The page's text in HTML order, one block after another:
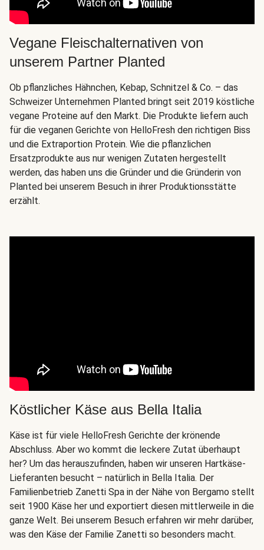
Vegane Fleischalternativen von
unserem Partner Planted
Ob pflanzliches Hähnchen, Kebap, Schnitzel & Co. – das
Schweizer Unternehmen Planted bringt seit 2019 köstliche
vegane Proteine auf den Markt. Die Produkte liefern auch
für die veganen Gerichte von HelloFresh den richtigen Biss
und die Extraportion Protein. Wie die pflanzlichen
Ersatzprodukte aus nur wenigen Zutaten hergestellt
werden, das haben uns die Gründer und die Gründerin von
Planted bei unserem Besuch in ihrer Produktionsstätte
erzählt.
Köstlicher Käse aus Bella Italia
Käse ist für viele HelloFresh Gerichte der krönende
Abschluss. Aber wo kommt die leckere Zutat überhaupt
her? Um das herauszufinden, haben wir unseren Hartkäse-
Lieferanten besucht – natürlich in Bella Italia. Der
Familienbetrieb Zanetti Spa in der Nähe von Bergamo stellt
seit 1900 Käse her und exportiert diesen mittlerweile in die
ganze Welt. Bei unserem Besuch erfahren wir mehr darüber,
was den Käse der Familie Zanetti so besonders macht.